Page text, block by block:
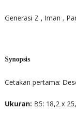
Generasi Z , Iman ,
Synopsis
Cetakan pertama:
Ukuran: B5: 18,2 x